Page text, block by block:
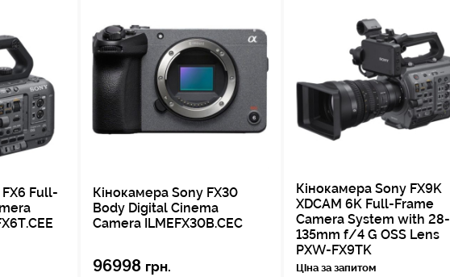
Full-
Кінокамера Sony FX30
Body Digital Cinema
Camera ILMEFX30B.CEC
96998 грн.
Кінокамера Sony FX9K
XDCAM 6K Full-Frame
Camera System with 28-
135mm f/4 G OSS Lens
PXW-FX9TK
Ціна за запитом